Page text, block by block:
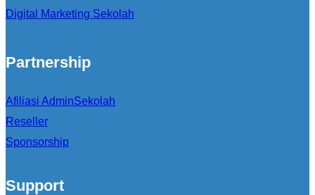
Digital Marketing Sekolah
Partnership
Afiliasi AdminSekolah
Reseller
Sponsorship
Support